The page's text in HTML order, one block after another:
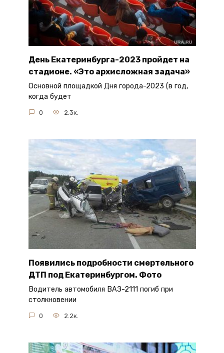
День Екатеринбурга-2023 пройдет на
стадионе. «Это архисложная задача»
Основной площадкой Дня города-2023 (в год,
когда будет
0 2.3к.
Появились подробности смертельного
ДТП под Екатеринбургом. Фото
Водитель автомобиля ВАЗ-2111 погиб при
столкновении
0 2.2к.